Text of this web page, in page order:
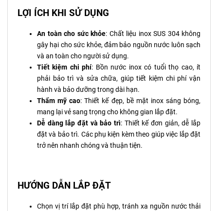
LỢI ÍCH KHI SỬ DỤNG
An toàn cho sức khỏe: Chất liệu inox SUS 304 không
gây hại cho sức khỏe, đảm bảo nguồn nước luôn sạch
và an toàn cho người sử dụng.
Tiết kiệm chi phí: Bồn nước inox có tuổi thọ cao, ít
phải bảo trì và sửa chữa, giúp tiết kiệm chi phí vận
hành và bảo dưỡng trong dài hạn.
Thẩm mỹ cao: Thiết kế đẹp, bề mặt inox sáng bóng,
mang lại vẻ sang trọng cho không gian lắp đặt.
Dễ dàng lắp đặt và bảo trì: Thiết kế đơn giản, dễ lắp
đặt và bảo trì. Các phụ kiện kèm theo giúp việc lắp đặt
trở nên nhanh chóng và thuận tiện.
HƯỚNG DẪN LẮP ĐẶT
Chọn vị trí lắp đặt phù hợp, tránh xa nguồn nước thải